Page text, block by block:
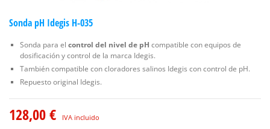
Sonda pH Idegis H-035
Sonda para el control del nivel de pH compatible con equipos de
dosificación y control de la marca Idegis.
También compatible con cloradores salinos Idegis con control de pH.
Repuesto original Idegis.
128,00 € IVA incluido